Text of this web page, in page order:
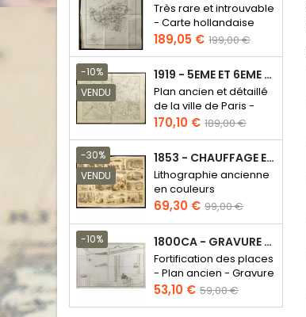
Très rare et introuvable
- Carte hollandaise
Prix
189,05 € Prix
de
base
199,00 €
-10%
VENDU
1919 - 5EME ET 6EME ARRONDISSEMENT DE PARIS
Plan ancien et détaillé
de la ville de Paris -
Odéon - Sorbonne
Prix
170,10 € Prix
de
base
189,00 €
-30%
VENDU
1853 - CHAUFFAGE ET ÉCLAIRAGE (LITHOGRAPHIE)
Lithographie ancienne
en couleurs
Prix
69,30 € Prix
de
base
99,00 €
-10% 1800CA - GRAVURE ARCHITECTURE MILITAIRE - ATTAQUE ET DÉFENSE
Fortification des places
- Plan ancien - Gravure
en taille douce
Prix
53,10 € Prix
de
59,00 €